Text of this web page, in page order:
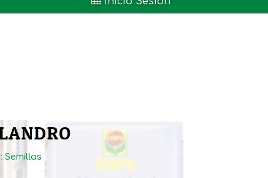
Semillas